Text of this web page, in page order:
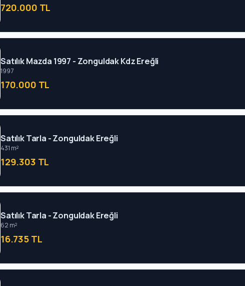
720.000 TL
Satılık Mazda 1997 - Zonguldak Kdz Ereğli
1997
170.000 TL
Satılık Tarla - Zonguldak Ereğli
431 m²
129.303 TL
Satılık Tarla - Zonguldak Ereğli
62 m²
16.735 TL